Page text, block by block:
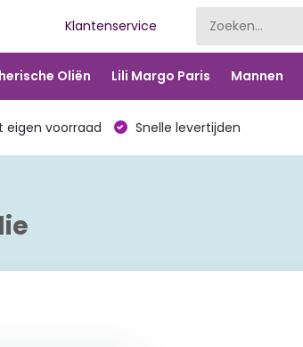
Klantenservice
Oliën Lili Margo Paris Mannen
eigen voorraad Snelle levertijden